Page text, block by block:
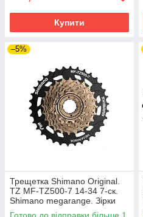
Купити
–5%
Трещетка Shimano Original.
TZ MF-TZ500-7 14-34 7-ск.
Shimano megarange. Зірки
для велосипеда. Трещетка